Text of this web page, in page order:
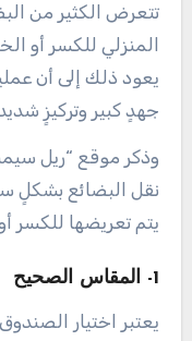
تتعرض الكثير من البضائع والقطع الثمينة والأثاث
المنزلي للكسر أو
يعود ذلك إلى أن
جهدٍ كبير وتركيزٍ
نقل البضائع بشكلٍ
يتم تعريضها للكسر
1- المقاس الصحيح
يعتبر اختيار